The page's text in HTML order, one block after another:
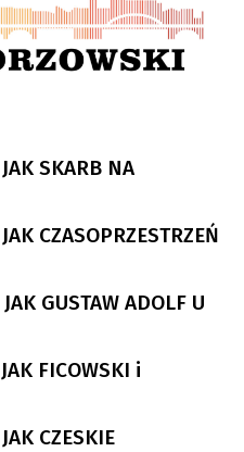
SKARB NA
CZASOPRZESTRZEŃ
GUSTAW ADOLF U
FICOWSKI i
CZESKIE